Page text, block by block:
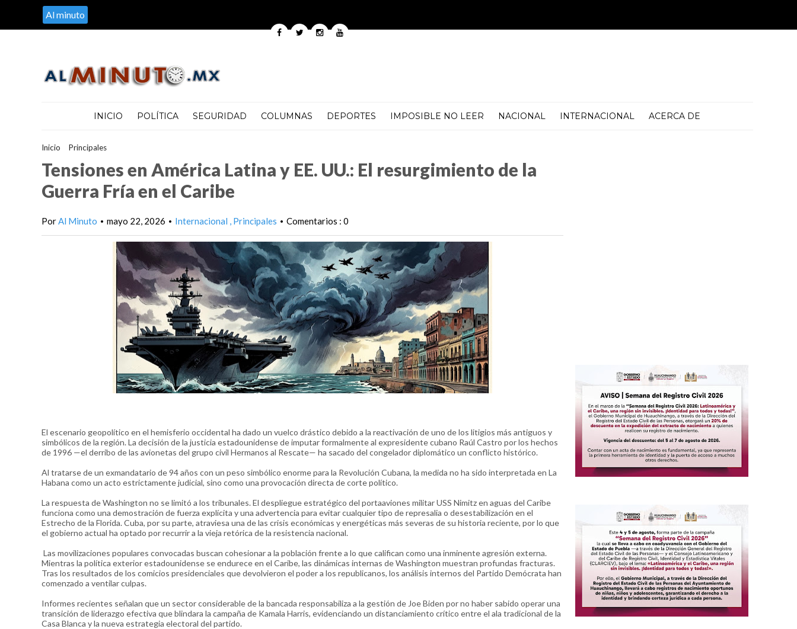
Al minuto
INICIO POLÍTICA SEGURIDAD COLUMNAS DEPORTES IMPOSIBLE NO LEER NACIONAL INTERNACIONAL ACERCA DE
Inicio Principales>
Tensiones en América Latina y EE. UU.: El resurgimiento de la
Guerra Fría en el Caribe
PorAl Minuto • mayo 22, 2026 • Internacional Principales • Comentarios : 0
El escenario geopolítico en el hemisferio occidental ha dado un vuelco drástico debido a la reactivación de uno de los litigios más antiguos y
simbólicos de la región. La decisión de la justicia estadounidense de imputar formalmente al expresidente cubano Raúl Castro por los hechos
de 1996 —el derribo de las avionetas del grupo civil Hermanos al Rescate— ha sacado del congelador diplomático un conflicto histórico.
Al tratarse de un exmandatario de 94 años con un peso simbólico enorme para la Revolución Cubana, la medida no ha sido interpretada en La
Habana como un acto estrictamente judicial, sino como una provocación directa de corte político.
La respuesta de Washington no se limitó a los tribunales. El despliegue estratégico del portaaviones militar USS Nimitz en aguas del Caribe
funciona como una demostración de fuerza explícita y una advertencia para evitar cualquier tipo de represalia o desestabilización en el
Estrecho de la Florida. Cuba, por su parte, atraviesa una de las crisis económicas y energéticas más severas de su historia reciente, por lo que
el gobierno actual ha optado por recurrir a la vieja retórica de la resistencia nacional.
Las movilizaciones populares convocadas buscan cohesionar a la población frente a lo que califican como una inminente agresión externa.
Mientras la política exterior estadounidense se endurece en el Caribe, las dinámicas internas de Washington muestran profundas fracturas.
Tras los resultados de los comicios presidenciales que devolvieron el poder a los republicanos, los análisis internos del Partido Demócrata han
comenzado a ventilar culpas.
Informes recientes señalan que un sector considerable de la bancada responsabiliza a la gestión de Joe Biden por no haber sabido operar una
transición de liderazgo efectiva que blindara la campaña de Kamala Harris, evidenciando un distanciamiento crítico entre el ala tradicional de la
Casa Blanca y la nueva estrategia electoral del partido.